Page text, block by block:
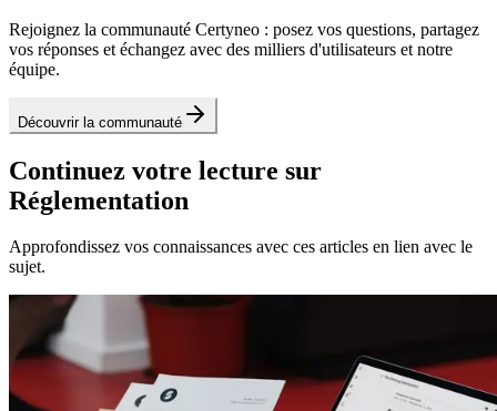
Rejoignez la communauté Certyneo : posez vos questions, partagez
vos réponses et échangez avec des milliers d'utilisateurs et notre
équipe.
Découvrir la communauté
Continuez votre lecture sur
Réglementation
Approfondissez vos connaissances avec ces articles en lien avec le
sujet.